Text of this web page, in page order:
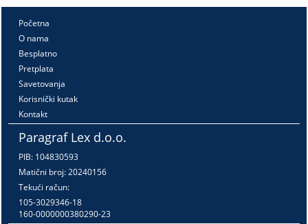
Početna
O nama
Besplatno
Pretplata
Savetovanja
Korisnički kutak
Kontakt
Paragraf Lex d.o.o.
PIB: 104830593
Matični broj: 20240156
Tekući račun:
105-3029346-18
160-0000000380290-23